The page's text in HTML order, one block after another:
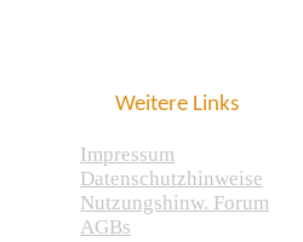
Weitere Links
Impressum
Datenschutzhinweise
Nutzungshinw. Forum
AGBs